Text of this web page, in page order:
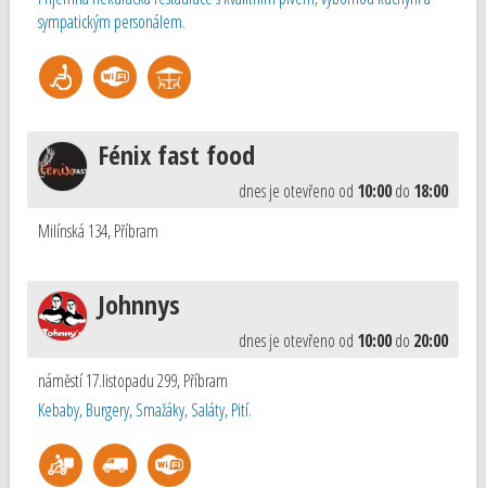
sympatickým personálem.
Fénix fast food
dnes je otevřeno od 10:00do 18:00
Milínská 134,Příbram
Johnnys
dnes je otevřeno od 10:00do 20:00
náměstí 17.listopadu 299,Příbram
Kebaby, Burgery, Smažáky, Saláty, Pití.